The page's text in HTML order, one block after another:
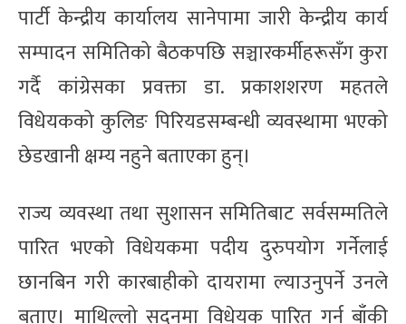
पार्टी केन्द्रीय कार्यालय सानेपामा जारी केन्द्रीय कार्य
सम्पादन समितिको बैठकपछि सञ्चारकर्मीहरूसँग कुरा
गर्दै कांग्रेसका प्रवक्ता डा. प्रकाशशरण महतले
विधेयकको कुलिङ पिरियडसम्बन्धी व्यवस्थामा भएको
छेडखानी क्षम्य नहुने बताएका हुन्।
राज्य व्यवस्था तथा सुशासन समितिबाट सर्वसम्मतिले
पारित भएको विधेयकमा पदीय दुरुपयोग गर्नेलाई
छानबिन गरी कारबाहीको दायरामा ल्याउनुपर्ने उनले
बताए। माथिल्लो सदनमा विधेयक पारित गर्न बाँकी